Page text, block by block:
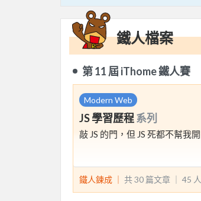
鐵人檔案
第 11 屆 iThome 鐵人賽
Modern Web
JS 學習歷程系列
敲 JS 的門，但 JS 死都不幫我
鐵人鍊成 ｜ 共 30 篇文章 ｜ 45